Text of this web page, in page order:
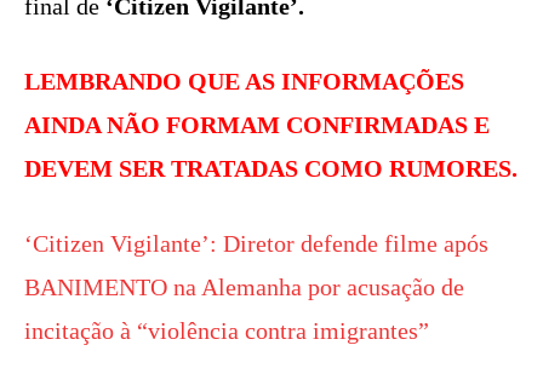
final de ‘Citizen Vigilante’.
LEMBRANDO QUE AS INFORMAÇÕES
AINDA NÃO FORMAM CONFIRMADAS E
DEVEM SER TRATADAS COMO RUMORES.
‘Citizen Vigilante’: Diretor defende filme após
BANIMENTO na Alemanha por acusação de
incitação à “violência contra imigrantes”